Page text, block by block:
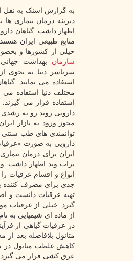
به گزارش اسنک به نقل
دیرینه درمان بیماری ها
اظهار داشت: گیاهان
منابع طبیعی ایران
خیلی از کشورها و
سازمان
سرتاسر دنیا به نحوی
استفاده می نمایند.
مختلف دنیا استفاده
استفاده قرار می
دارویی روند رو به
مجوز ورود به بازار
توانمندی های طب سنتی
دارویی به صورت
ایران برای درمان
برات وند اظهار داشت:
انواع و اقسام
جدی برای مصرف کننده
تهیه عرقیات دانست و
گیرد. خیلی از عرقیات
از ماده ای شیمیایی به
در عرقیات گیاهی از
متانول بلافاصله بعد
کاهش غلظت متانول در
عرق کشی قرار می گیرد،